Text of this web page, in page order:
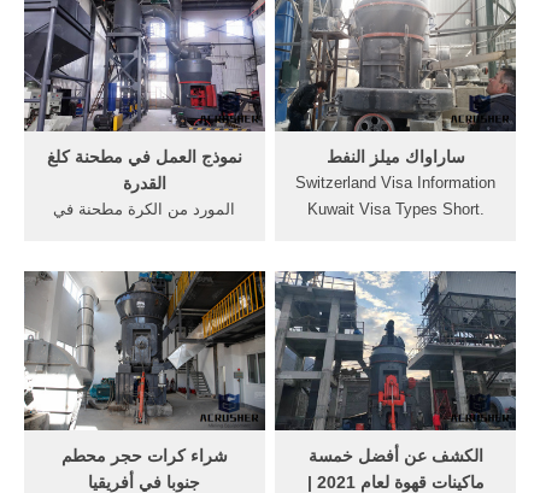
مساومات وتكون الخدمة جيدة.
راجع قائمة الموردين وتجارب
المشتري السابقة.
ميل; tmt حديد التسليح
المتداول مطحنه خط الإنتاج;
الجهة الثانية حديد التسليح ...
نموذج العمل في مطحنة كلغ
القدرة
المورد من الكرة مطحنة في
ثقيلة; إنتاج الطوب مركب مع
الرماد المتطاير والنفايات
الأخرى أ; 600 t h الفك سحق
آلة في اندونيسيا
ساراواك ميلز النفط
Switzerland Visa Information
Kuwait Visa Types Short.
12.500KWD (Children
between 6 to 11 years of
age) Gratis (Below 6 years of
age) Please Note: Countries
with a visa facilitation
agreement with the European
Union, the Schengen visa
fee amounts to 12.5KWD, for
شراء كرات حجر محطم
جنوبا في أفريقيا
الكشف عن أفضل خمسة
ماكينات قهوة لعام 2021 |